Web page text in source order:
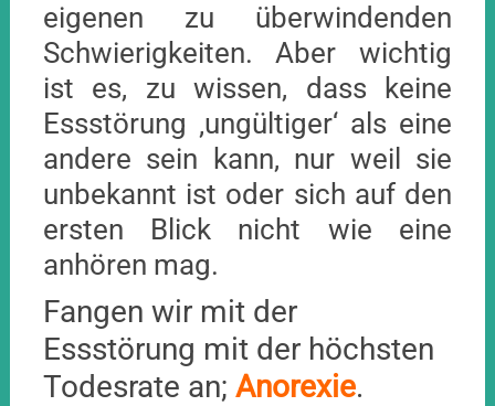
eigenen zu überwindenden
Schwierigkeiten. Aber wichtig
ist es, zu wissen, dass keine
Essstörung ‚ungültiger‘ als eine
andere sein kann, nur weil sie
unbekannt ist oder sich auf den
ersten Blick nicht wie eine
anhören mag.
Fangen wir mit der
Essstörung mit der höchsten
Todesrate an; Anorexie.